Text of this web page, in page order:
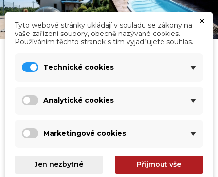
Kategorie
×
Tyto webové stránky ukládají v souladu se zákony na
vaše zařízení soubory, obecně nazývané cookies.
Používáním těchto stránek s tím vyjadřujete souhlas.
Technické cookies
Analytické cookies
Marketingové cookies
Jen nezbytné Přijmout vše